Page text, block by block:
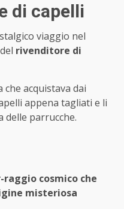
di capelli
viaggio nel
rivenditore di
acquistava dai
appena tagliati e li
delle parrucche.
cosmico che
misteriosa